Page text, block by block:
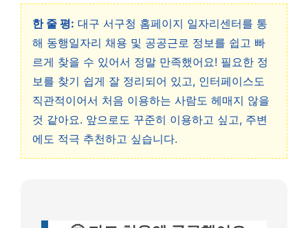
한 줄 평: 대구 서구청 홈페이지 일자리센터를 통
해 동행일자리 채용 및 공공근로 정보를 쉽고 빠
르게 찾을 수 있어서 정말 만족했어요! 필요한 정
보를 찾기 쉽게 잘 정리되어 있고, 인터페이스도
직관적이어서 처음 이용하는 사람도 헤매지 않을
것 같아요. 앞으로도 꾸준히 이용하고 싶고, 주변
에도 적극 추천하고 싶습니다.